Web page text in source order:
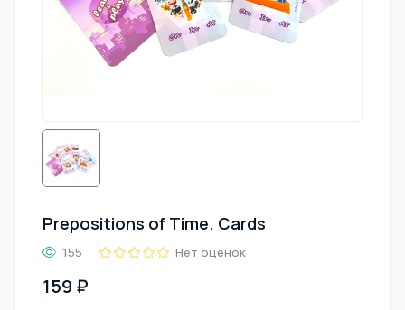
Prepositions of Time. Cards
155 Нет оценок
159 ₽